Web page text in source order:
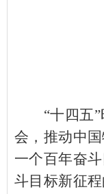
“十四五
会，推动中
一个百年奋
斗目标新征